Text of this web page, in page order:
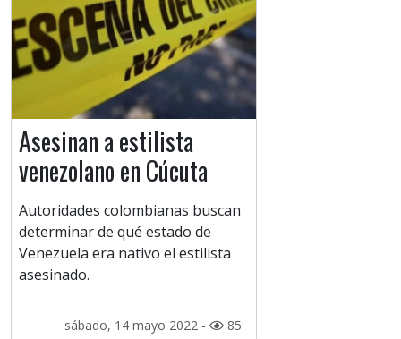
Asesinan a estilista
venezolano en Cúcuta
Autoridades colombianas buscan
determinar de qué estado de
Venezuela era nativo el estilista
asesinado.
sábado, 14 mayo 2022 - 85